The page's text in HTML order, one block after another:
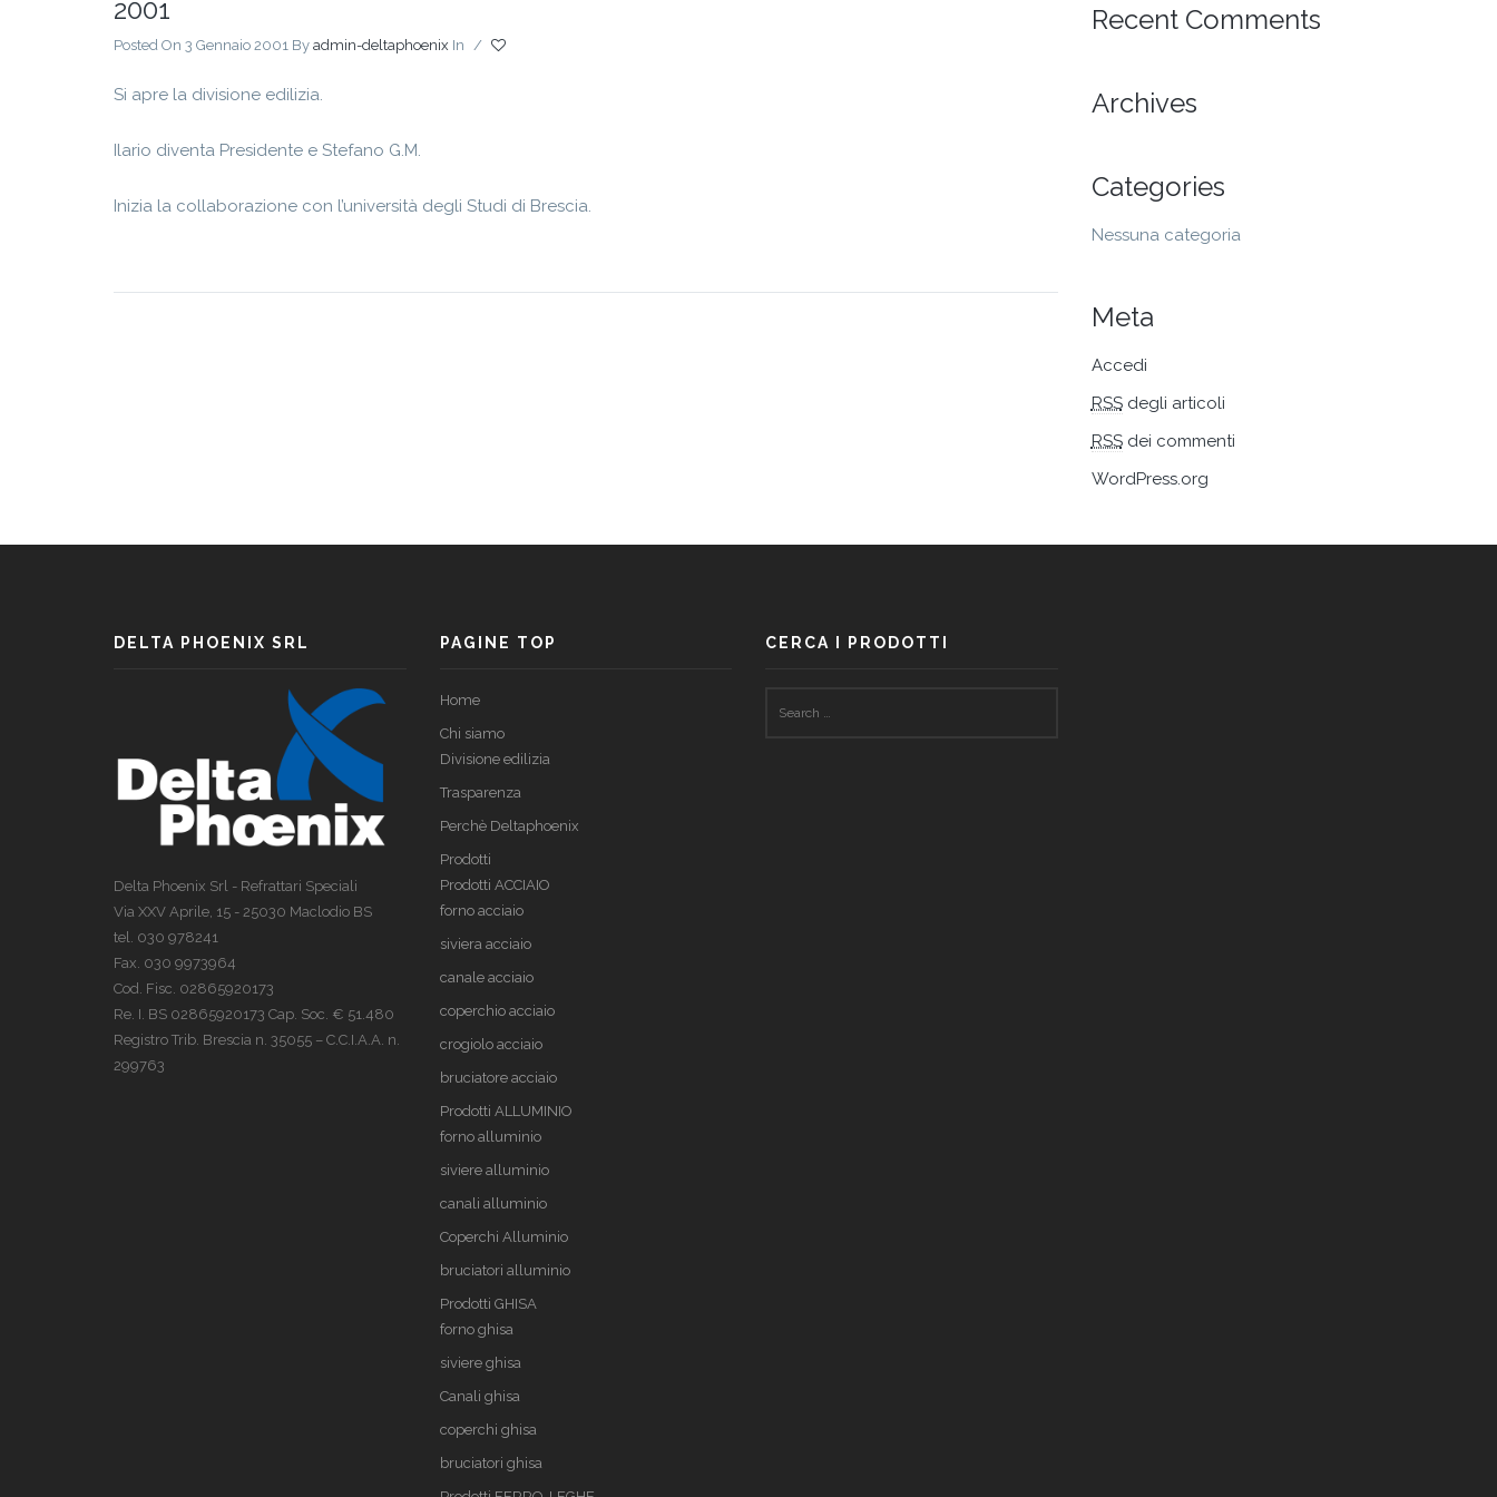
ACCIAIO
ALLUMINIO
GHISA
2001
Posted On 3 Gennaio 2001 By admin-deltaphoenix In /
Si apre la divisione edilizia.
Ilario diventa Presidente e Stefano G.M.
Inizia la collaborazione con l’università degli Studi di Brescia.
Recent Comments
Archives
Categories
Nessuna categoria
Meta
Accedi
RSSdegli articoli
RSSdei commenti
WordPress.org
DELTA PHOENIX SRL
Delta Phoenix Srl - Refrattari Speciali
Via XXV Aprile, 15 - 25030 Maclodio BS
tel. 030 978241
Fax. 030 9973964
Cod. Fisc. 02865920173
Re. I. BS 02865920173 Cap. Soc. € 51.480
Registro Trib. Brescia n. 35055 – C.C.I.A.A. n.
299763
PAGINE TOP
Home
Chi siamo
Divisione edilizia
Trasparenza
Perchè Deltaphoenix
Prodotti
Prodotti ACCIAIO
forno acciaio
siviera acciaio
canale acciaio
coperchio acciaio
crogiolo acciaio
bruciatore acciaio
Prodotti ALLUMINIO
forno alluminio
siviere alluminio
canali alluminio
Coperchi Alluminio
bruciatori alluminio
Prodotti GHISA
forno ghisa
siviere ghisa
Canali ghisa
coperchi ghisa
bruciatori ghisa
CERCA I PRODOTTI